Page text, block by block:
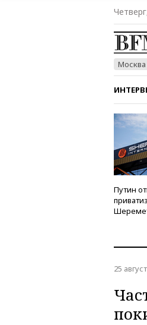
Москва
СТИЛЬ
Путин
25